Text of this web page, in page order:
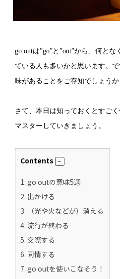
go outは”go”と”out”から、何と
ている人も多いかと思います。
味があることをご存知でしょうか
さて、本日は知っておくとすご
マスターしていきましょう。
Contents
1. go outの意味5選
2. 出かける
3. （光や火などが）消える
4. 流行が終わる
5. 交際する
6. 同情する
7. go outを使いこなそう！